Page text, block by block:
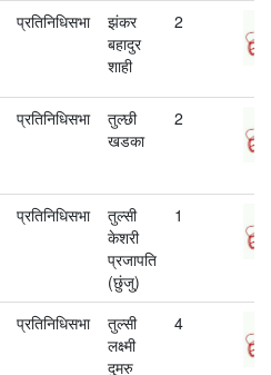
प्रतिनिधिसभा
झंकर
बहादुर
शाही
2
प्रतिनिधिसभा
तुल्छी
खडका
2
प्रतिनिधिसभा
तुल्सी
केशरी
प्रजापति
(छुंजु)
1
प्रतिनिधिसभा
तुल्सी
लक्ष्मी
दुमरु
4